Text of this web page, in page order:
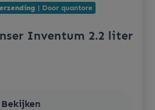
| Door quantore
Inventum 2.2 liter
Bekijken